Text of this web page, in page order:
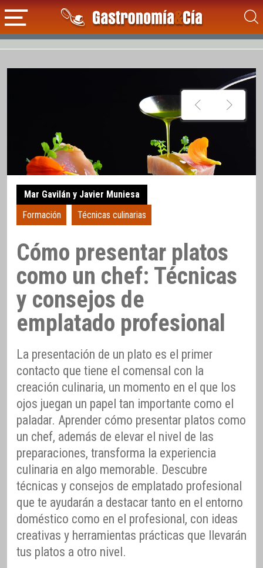
Mar Gavilán y Javier Muniesa
Formación
Técnicas culinarias
Cómo presentar platos
como un chef: Técnicas
y consejos de
emplatado profesional
La presentación de un plato es el primer
contacto que tiene el comensal con la
creación culinaria, un momento en el que los
ojos juegan un papel tan importante como el
paladar. Aprender cómo presentar platos como
un chef, además de elevar el nivel de las
preparaciones, transforma la experiencia
culinaria en algo memorable. Descubre
técnicas y consejos de emplatado profesional
que te ayudarán a destacar tanto en el entorno
doméstico como en el profesional, con ideas
creativas y herramientas prácticas que llevarán
tus platos a otro nivel.